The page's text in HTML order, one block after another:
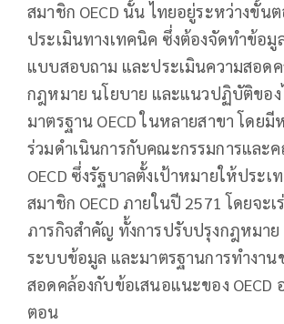
สมาชิก OECD นั้น ไทยอยู่ระหว่างขั้น
ประเมินทางเทคนิค ซึ่งต้องจัดทำข้อมู
แบบสอบถาม และประเมินความสอด
กฎหมาย นโยบาย และแนวปฏิบัติขอ
มาตรฐาน OECD ในหลายสาขา โดย
ร่วมดำเนินการกับคณะกรรมการและ
OECD ซึ่งรัฐบาลตั้งเป้าหมายให้ประเ
สมาชิก OECD ภายในปี 2571 โดยจะเ
ภารกิจสำคัญ ทั้งการปรับปรุงกฎหมาย
ระบบข้อมูล และมาตรฐานการทำงาน
สอดคล้องกับข้อเสนอแนะของ OECD
ตอน